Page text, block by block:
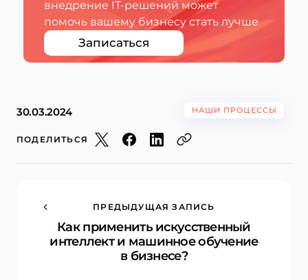
внедрение IT-решений может
помочь вашему бизнесу стать лучше
Записаться
30.03.2024 НАШИ ПРОЦЕССЫ
ПОДЕЛИТЬСЯ
ПРЕДЫДУЩАЯ ЗАПИСЬ
Как применить искусственный
интеллект и машинное обучение
в бизнесе?